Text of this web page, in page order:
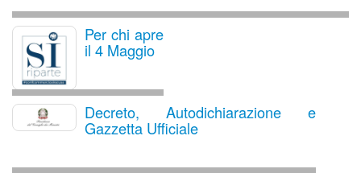
Per chi apre
il 4 Maggio
Decreto, Autodichiarazione e
Gazzetta Ufficiale